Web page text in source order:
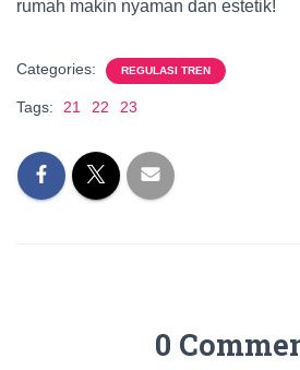
rumah makin nyaman dan estetik!
Categories: REGULASI TREN
Tags: 21 22 23
0